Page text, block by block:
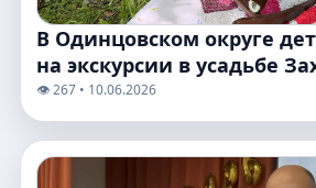
В Одинцовском округе
на экскурсии в усадьбе
👁️ 267 • 10.06.2026